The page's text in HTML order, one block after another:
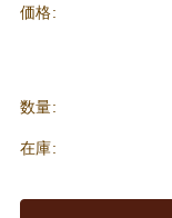
価格:
数量:
在庫: